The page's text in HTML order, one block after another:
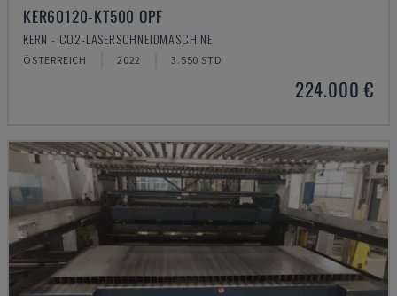
KER60120-KT500 OPF
KERN - CO2-LASERSCHNEIDMASCHINE
ÖSTERREICH 2022 3.550 STD
224.000 €